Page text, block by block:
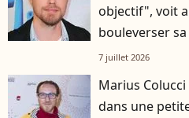
objectif", voit
bouleverser sa
7 juillet 2026
Marius
dans une